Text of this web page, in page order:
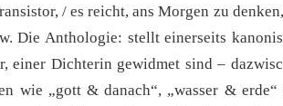
/ es reicht, ans Morgen zu
Die Anthologie: stellt einerseits
einer Dichterin gewidmet sind –
wie „gott & danach“, „wasser &